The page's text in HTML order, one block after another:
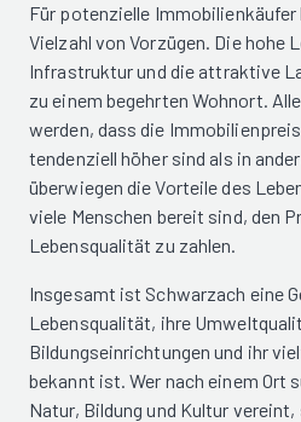
Für potenzielle
Vielzahl von Vorzügen. Die hohe
Infrastruktur und die attraktive
zu einem begehrten Wohnort.
werden, dass die
tendenziell höher sind als in
überwiegen die Vorteile des
viele Menschen bereit sind, den
Lebensqualität zu zahlen.
Insgesamt ist Schwarzach eine
Lebensqualität, ihre
Bildungseinrichtungen und ihr
bekannt ist. Wer nach einem Ort
Natur, Bildung und Kultur